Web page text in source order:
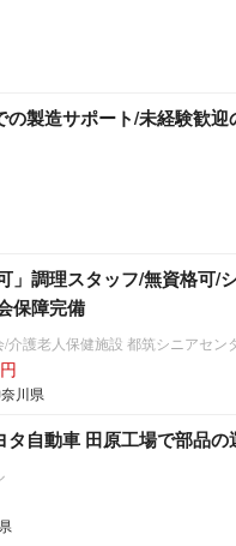
の製造サポート/未経験歓
」調理スタッフ/無資格可/
保障完備
介護老人保健施設 都筑シニアセン
川県
タ自動車 田原工場で部品